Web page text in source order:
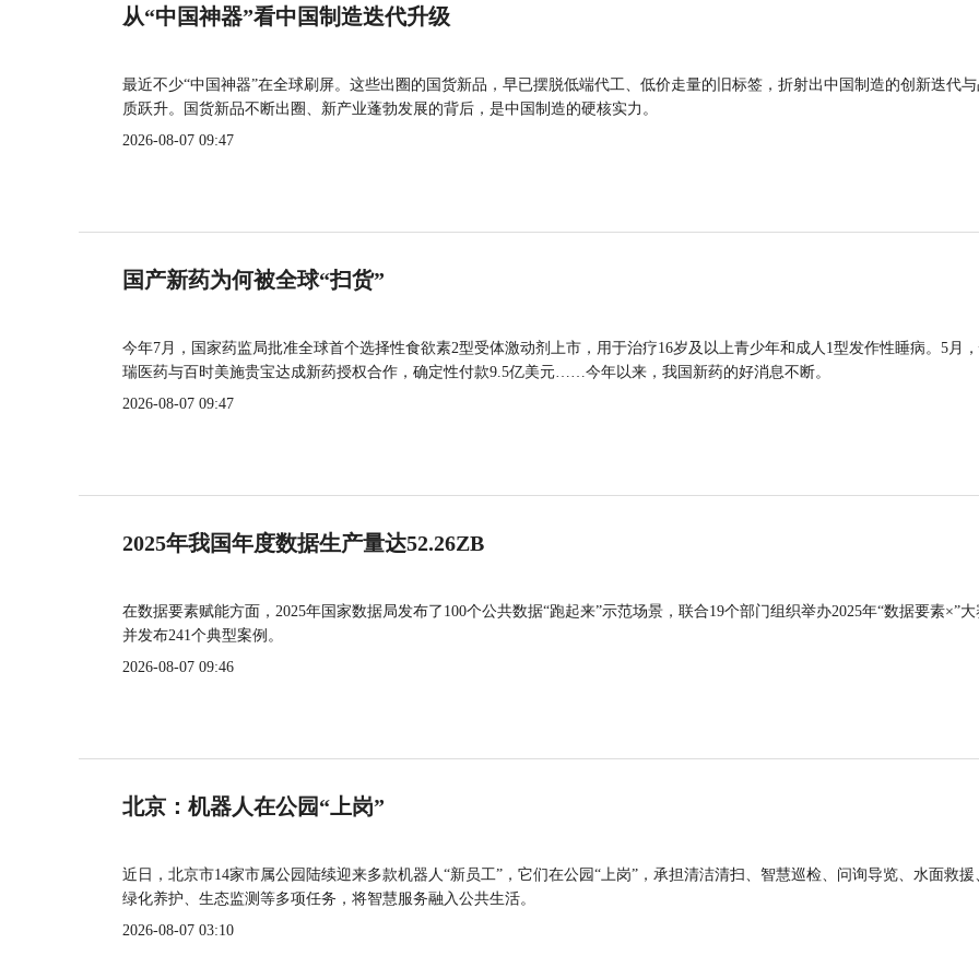
从“中国神器”看中国制造迭代升级
最近不少“中国神器”在全球刷屏。这些出圈的国货新品，早已摆脱低端代工、低价走量的旧标签，折射出中国制造的创新迭代
质跃升。国货新品不断出圈、新产业蓬勃发展的背后，是中国制造的硬核实力。
2026-08-07 09:47
国产新药为何被全球“扫货”
今年7月，国家药监局批准全球首个选择性食欲素2型受体激动剂上市，用于治疗16岁及以上青少年和成人1型发作性睡病。5月
瑞医药与百时美施贵宝达成新药授权合作，确定性付款9.5亿美元……今年以来，我国新药的好消息不断。
2026-08-07 09:47
2025年我国年度数据生产量达52.26ZB
在数据要素赋能方面，2025年国家数据局发布了100个公共数据“跑起来”示范场景，联合19个部门组织举办2025年“数据要素×”大
并发布241个典型案例。
2026-08-07 09:46
北京：机器人在公园“上岗”
近日，北京市14家市属公园陆续迎来多款机器人“新员工”，它们在公园“上岗”，承担清洁清扫、智慧巡检、问询导览、水面救援
绿化养护、生态监测等多项任务，将智慧服务融入公共生活。
2026-08-07 03:10